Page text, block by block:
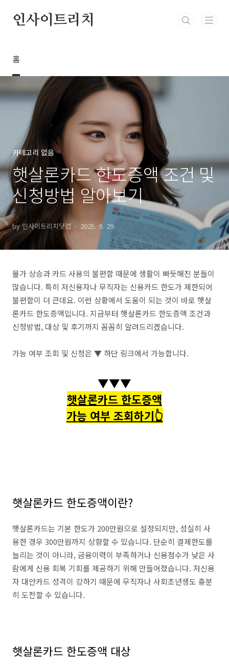
인사이트리치
홈
카테고리 없음
햇살론카드 한도증액 조건 및
신청방법 알아보기
by 인사이트리치닷컴 2025. 9. 29.
물가 상승과 카드 사용의 불편함 때문에 생활이 빠듯해진 분들이
많습니다. 특히 저신용자나 무직자는 신용카드 한도가 제한되어
불편함이 더 큰데요. 이런 상황에서 도움이 되는 것이 바로 햇살
론카드 한도증액입니다. 지금부터 햇살론카드 한도증액 조건과
신청방법, 대상 및 후기까지 꼼꼼히 알려드리겠습니다.
가능 여부 조회 및 신청은 ▼ 하단 링크에서 가능합니다.
▼▼▼
햇살론카드 한도증액
가능 여부 조회하기👆
햇살론카드 한도증액이란?
햇살론카드는 기본 한도가 200만원으로 설정되지만, 성실히 사
용한 경우 300만원까지 상향할 수 있습니다. 단순히 결제한도를
늘리는 것이 아니라, 금융이력이 부족하거나 신용점수가 낮은 사
람에게 신용 회복 기회를 제공하기 위해 만들어졌습니다. 저신용
자 대안카드 성격이 강하기 때문에 무직자나 사회초년생도 충분
히 도전할 수 있습니다.
햇살론카드 한도증액 대상